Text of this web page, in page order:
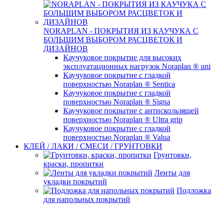
NORAPLAN - ПОКРЫТИЯ ИЗ КАУЧУКА C
БОЛЬШИМ ВЫБОРОМ РАСЦВЕТОК И
ДИЗАЙНОВ
Каучуковое покрытие для высоких
эксплуатационных нагрузок Noraplan ® uni
Каучуковое покрытие с гладкой
поверхностью Noraplan ® Sentica
Каучуковое покрытие с гладкой
поверхностью Noraplan ® Signa
Каучуковое покрытие с антискользящей
поверхностью Noraplan ® Ultra grip
Каучуковое покрытие с гладкой
поверхностью Noraplan ® Valua
КЛЕЙ / ЛАКИ / СМЕСИ / ГРУНТОВКИ
Грунтовки,
краски, пропитки
Ленты для
укладки покрытий
Подложка
для напольных покрытий